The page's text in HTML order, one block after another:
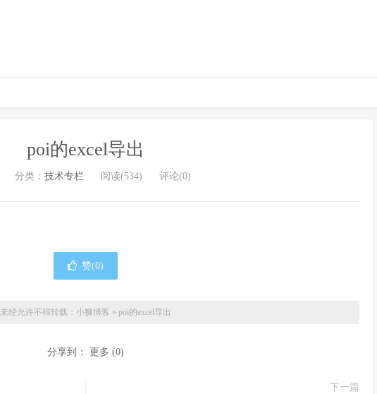
poi的excel导出
分类： 技术专栏 阅读(534) 评论(0)
赞(0)
未经允许不得转载： 小狮博客 » poi的excel导出
分享到： 更多 (0)
下一篇